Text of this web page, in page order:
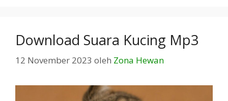
Download Suara Kucing Mp3
12 November 2023 oleh Zona Hewan